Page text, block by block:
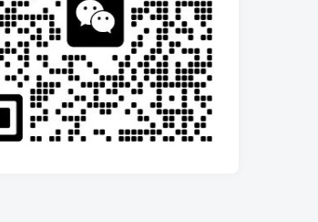
9 苏宁自动化采集，电脑挂
机项目复活，稳定50+ 可批
量
13天前 903
10
录屏团购商家浏览 每天
可无限做 单条/0.6 一天轻松
几百条 每天日结 多做多得
14天前 652